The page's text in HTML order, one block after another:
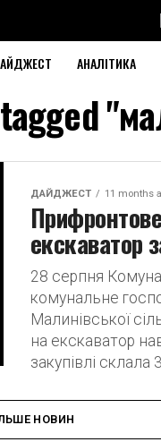
АНАЛІТИКА
ДАЙДЖЕСТ 11 months
екскаватор
28 серпня
комунальне
Малинівської
на екскаватор
закупівлі склала
НОВИН